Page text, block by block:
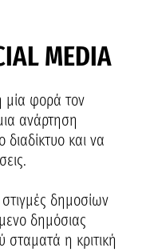
MEDIA
μία φορά τον
ανάρτηση
και να
δημοσίων
δημόσιας
η κριτική